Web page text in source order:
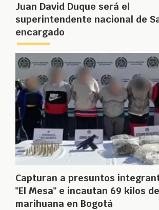
Juan David Duque será el
superintendente nacional de
encargado
Capturan a presuntos
"El Mesa" e incautan 69 kilos de
marihuana en Bogotá